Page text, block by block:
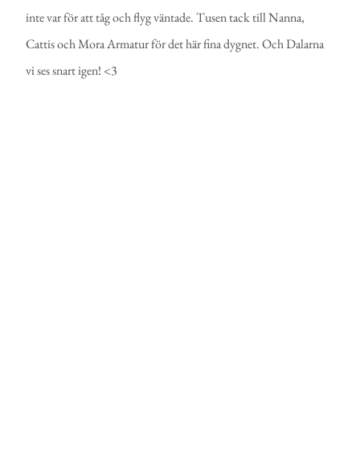
inte var för att tåg och flyg väntade. Tusen tack till Nanna,
Cattis och Mora Armatur för det här fina dygnet. Och Dalarna
vi ses snart igen! <3